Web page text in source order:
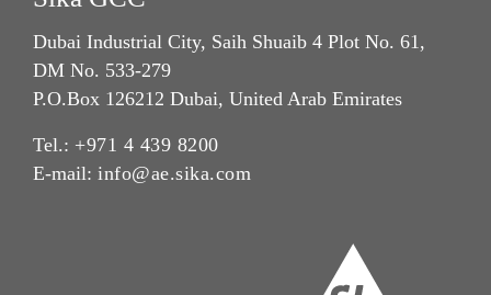
Dubai Industrial City, Saih Shuaib 4 Plot No. 61,
DM No. 533-279
P.O.Box 126212 Dubai, United Arab Emirates
Tel.: +971 4 439 8200
E-mail: info@ae.sika.com